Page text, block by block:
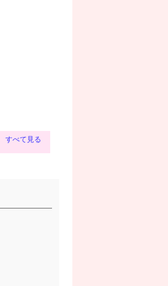
すべて見る